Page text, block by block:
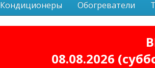
Кондиционеры Обогреватели
08.08.2026